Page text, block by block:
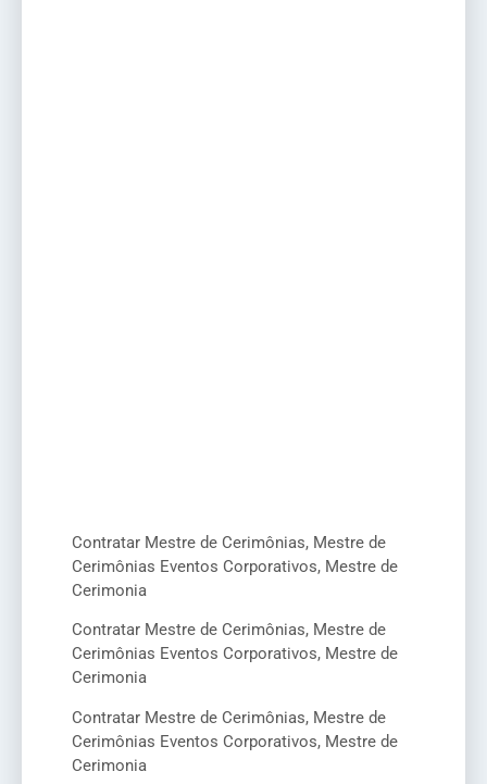
Contratar Mestre de Cerimônias, Mestre de
Cerimônias Eventos Corporativos, Mestre de
Cerimonia
Contratar Mestre de Cerimônias, Mestre de
Cerimônias Eventos Corporativos, Mestre de
Cerimonia
Contratar Mestre de Cerimônias, Mestre de
Cerimônias Eventos Corporativos, Mestre de
Cerimonia